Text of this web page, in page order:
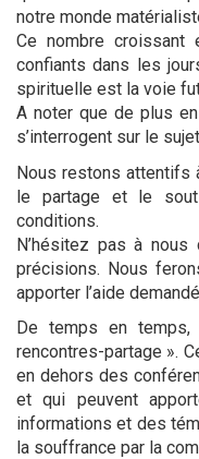
notre monde
Ce nombre
confiants dans les
spirituelle est la voie
A noter que de plus
s’interrogent sur le
Nous restons attentifs
le partage et le
conditions.
N’hésitez pas à
précisions. Nous
apporter l’aide
De temps en temps,
rencontres-partage ».
en dehors des
et qui peuvent
informations et des
la souffrance par la